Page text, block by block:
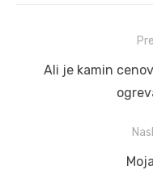
prispevka
Prejšnji
Ali je kamin